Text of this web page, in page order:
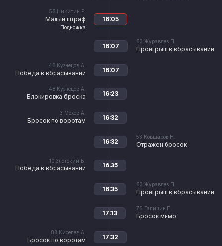
58 Никитин Р.
Малый штраф
Подножка
16:05
63 Журавлев П.
Проигрыш в вбрасывании
16:07
48 Кузнецов А.
Победа в вбрасывании 16:07
48 Кузнецов А.
Блокировка броска 16:23
3 Мохов А.
Бросок по воротам 16:32
53 Ковшаров Н.
Отражен бросок
16:32
10 Злотский Б.
Победа в вбрасывании 16:35
63 Журавлев П.
Проигрыш в вбрасывании
16:35
76 Галицин П.
Бросок мимо
17:13
88 Киселев А.
Бросок по воротам 17:32